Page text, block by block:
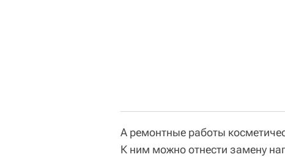
А ремонтные работы
К ним можно отнести замену